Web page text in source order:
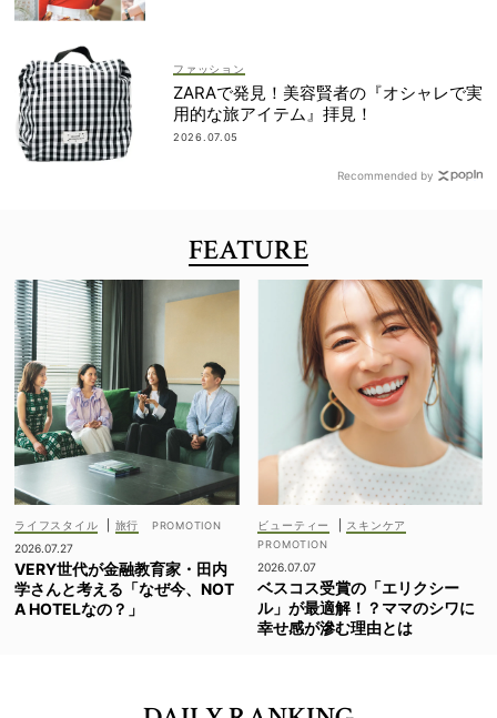
ファッション
ZARAで発見！美容賢者の『オシャレで実
用的な旅アイテム』拝見！
2026.07.05
Recommended by
FEATURE
ライフスタイル
旅行
2026.07.27
VERY世代が金融教育家・田内
学さんと考える「なぜ今、NOT
A HOTELなの？」
ビューティー スキンケア
2026.07.07
ベスコス受賞の「エリクシー
ル」が最適解！？ママのシワに
幸せ感が滲む理由とは